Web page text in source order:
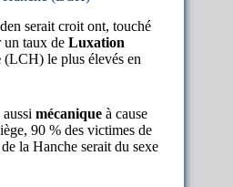
serait croit ont, touché
un taux de Luxation
(LCH) le plus élevés en
mécanique à cause
90 % des victimes de
la Hanche serait du sexe